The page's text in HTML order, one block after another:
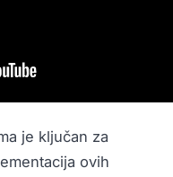
je ključan za
ovih